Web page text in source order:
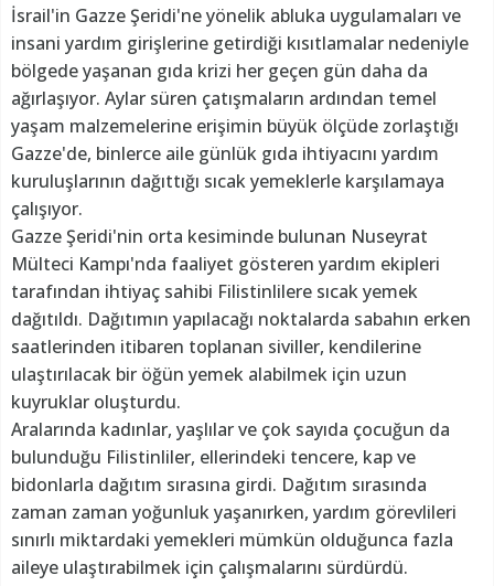
İsrail'in Gazze Şeridi'ne yönelik abluka uygulamaları ve
insani yardım girişlerine getirdiği kısıtlamalar nedeniyle
bölgede yaşanan gıda krizi her geçen gün daha da
ağırlaşıyor. Aylar süren çatışmaların ardından temel
yaşam malzemelerine erişimin büyük ölçüde zorlaştığı
Gazze'de, binlerce aile günlük gıda ihtiyacını yardım
kuruluşlarının dağıttığı sıcak yemeklerle karşılamaya
çalışıyor.
Gazze Şeridi'nin orta kesiminde bulunan Nuseyrat
Mülteci Kampı'nda faaliyet gösteren yardım ekipleri
tarafından ihtiyaç sahibi Filistinlilere sıcak yemek
dağıtıldı. Dağıtımın yapılacağı noktalarda sabahın erken
saatlerinden itibaren toplanan siviller, kendilerine
ulaştırılacak bir öğün yemek alabilmek için uzun
kuyruklar oluşturdu.
Aralarında kadınlar, yaşlılar ve çok sayıda çocuğun da
bulunduğu Filistinliler, ellerindeki tencere, kap ve
bidonlarla dağıtım sırasına girdi. Dağıtım sırasında
zaman zaman yoğunluk yaşanırken, yardım görevlileri
sınırlı miktardaki yemekleri mümkün olduğunca fazla
aileye ulaştırabilmek için çalışmalarını sürdürdü.